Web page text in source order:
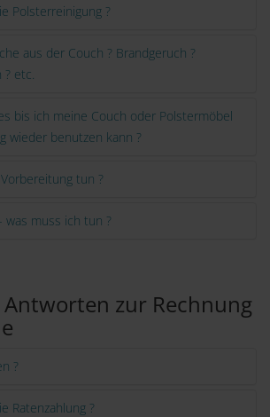
Polsterreinigung ?
aus der Couch ? Brandgeruch ?
? etc.
bis ich meine Couch oder Polstermöbel
wieder benutzen kann ?
tun ?
was muss ich tun ?
zur Rechnung
?
Ratenzahlung ?